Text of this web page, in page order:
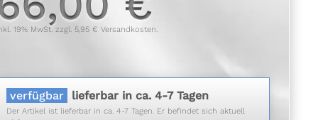
19% MwSt. zzgl. 5,95 € Versandkosten.
verfügbar lieferbar in ca. 4-7 Tagen
Der Artikel ist lieferbar in ca. 4-7 Tagen. Er befindet sich aktuell